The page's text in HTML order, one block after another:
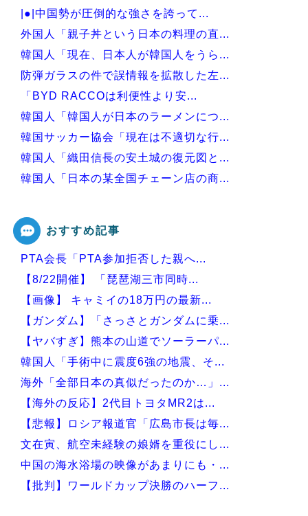
|●|中国勢が圧倒的な強さを誇って...
外国人「親子丼という日本の料理の直...
韓国人「現在、日本人が韓国人をうら...
防弾ガラスの件で誤情報を拡散した左...
「BYD RACCOは利便性より安...
韓国人「韓国人が日本のラーメンにつ...
韓国サッカー協会「現在は不適切な行...
韓国人「織田信長の安土城の復元図と...
韓国人「日本の某全国チェーン店の商...
Powered by livedoor 相互RSS
おすすめ記事
PTA会長「PTA参加拒否した親へ...
【8/22開催】 「琵琶湖三市同時...
【画像】 キャミイの18万円の最新...
【ガンダム】「さっさとガンダムに乗...
【ヤバすぎ】熊本の山道でソーラーパ...
韓国人「手術中に震度6強の地震、そ...
海外「全部日本の真似だったのか…」...
【海外の反応】2代目トヨタMR2は...
【悲報】ロシア報道官「広島市長は毎...
文在寅、航空未経験の娘婿を重役にし...
中国の海水浴場の映像があまりにも・...
【批判】ワールドカップ決勝のハーフ...